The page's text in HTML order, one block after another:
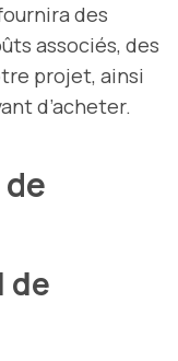
des
associés, des
projet, ainsi
d’acheter.
de